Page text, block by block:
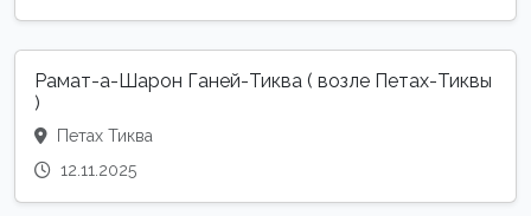
Рамат-а-Шарон Ганей-Тиква ( возле Петах-Тиквы
)
Петах Тиква
12.11.2025